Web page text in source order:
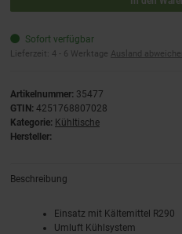
Sofort verfügbar
Lieferzeit: 4 - 6 Werktage Ausland
Artikelnummer: 35477
GTIN: 4251768807028
Kategorie: Kühltische
Hersteller:
Beschreibung
Einsatz mit Kältemittel R290
Umluft Kühlsystem